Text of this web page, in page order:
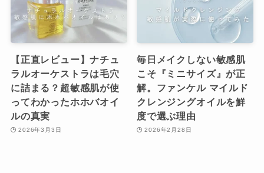
【正直レビュー】ナチュ
ラルオーケストラは毛穴
に詰まる？超敏感肌が使
ってわかったホホバオイ
ルの真実
2026年3月3日
毎日メイクしない敏感肌
こそ『ミニサイズ』が正
解。ファンケル マイルド
クレンジングオイルを鮮
度で選ぶ理由
2026年2月28日